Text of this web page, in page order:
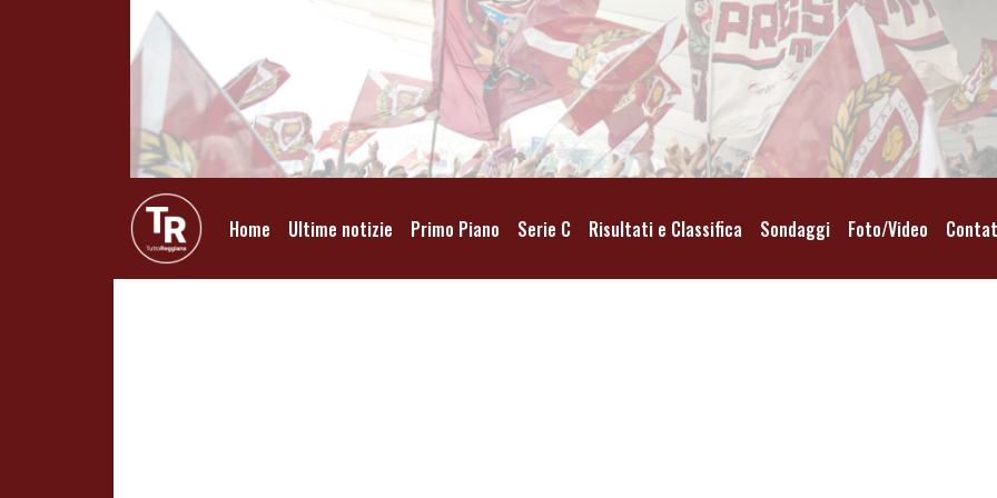
Home Ultime notizie Primo Piano Serie C Risultati e Classifica Sondaggi Foto/Video